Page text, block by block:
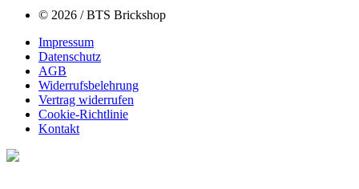
© 2026 / BTS Brickshop
Impressum
Datenschutz
AGB
Widerrufsbelehrung
Vertrag widerrufen
Cookie-Richtlinie
Kontakt